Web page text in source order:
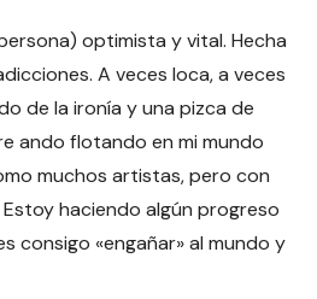
optimista y vital. Hecha
A veces loca, a veces
de la ironía y una pizca de
ando flotando en mi mundo
muchos artistas, pero con
haciendo algún progreso
consigo «engañar» al mundo y